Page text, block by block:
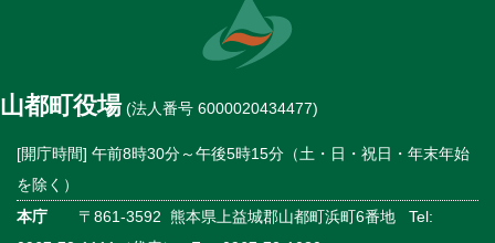
山都町役場(法人番号 6000020434477)
[開庁時間] 午前8時30分～午後5時15分（土・日・祝日・年末年始
を除く）
本庁 〒861-3592 熊本県上益城郡山都町浜町6番地 Tel: